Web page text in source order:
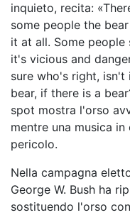
inquieto, recita:
some people the
it at all. Some people
it's vicious and
sure who's right,
bear, if there is a
spot mostra l'orso
mentre una musica
pericolo.
Nella campagna
George W. Bush ha
sostituendo l'orso